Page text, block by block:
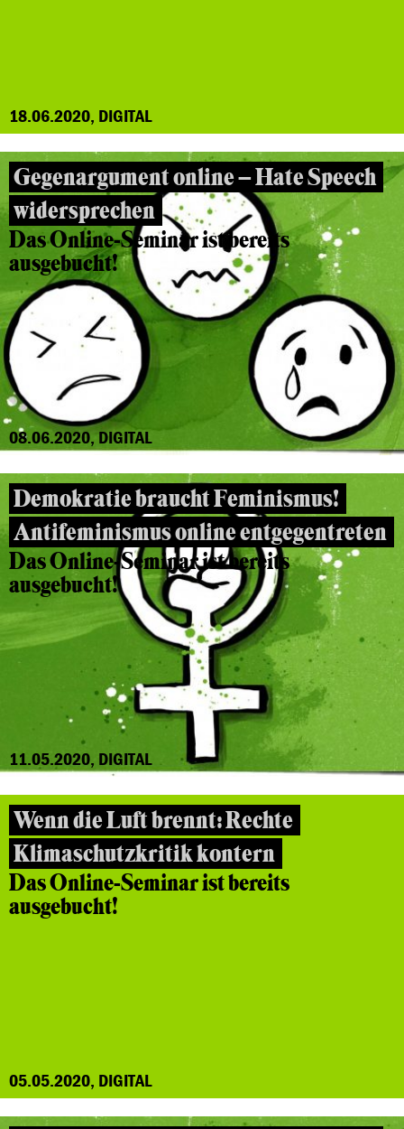
18.06.2020, DIGITAL
Gegenargument online – Hate Speech
widersprechen
Das Online-Seminar ist bereits
ausgebucht!
08.06.2020, DIGITAL
Demokratie braucht Feminismus!
Antifeminismus online entgegentreten
Das Online-Seminar ist bereits
ausgebucht!
11.05.2020, DIGITAL
Wenn die Luft brennt: Rechte
Klimaschutzkritik kontern
Das Online-Seminar ist bereits
ausgebucht!
05.05.2020, DIGITAL